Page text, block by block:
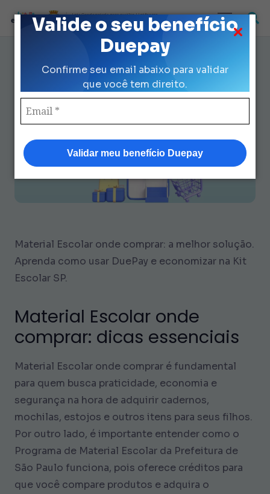
Valide o seu benefício
Duepay
Confirme seu email abaixo para validar
que você tem direito.
Validar meu benefício Duepay
Loja Credenciada para auxilio Uniforme
e Kit Escolar da Prefeitura de São Paulo
Material Escolar Onde
Comprar? Guia Completo
DuePay e Kit SP
Material Escolar onde comprar: a melhor solução.
Aprenda como usar DuePay e economizar na Kit
Escolar SP.
Material Escolar onde
comprar: dicas essenciais
Material Escolar onde comprar é fundamental
para quem busca praticidade, economia e
segurança na hora de adquirir cadernos,
mochilas, estojos e outros itens para seus filhos.
Por outro lado, é importante entender como o
Programa de Material Escolar da Prefeitura de
São Paulo funciona, pois oferece créditos para
que você compare produtos e adquira o